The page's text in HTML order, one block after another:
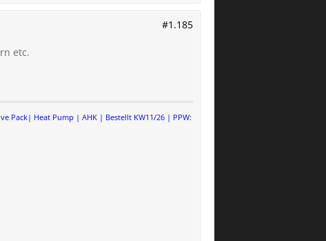
#1.185
etc.
Pack| Heat Pump | AHK | Bestellt KW11/26 | PPW: